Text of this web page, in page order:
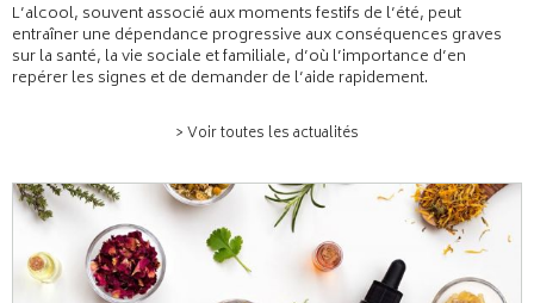
L’alcool, souvent associé aux moments festifs de l’été, peut
entraîner une dépendance progressive aux conséquences graves
sur la santé, la vie sociale et familiale, d’où l’importance d’en
repérer les signes et de demander de l’aide rapidement.
> Voir toutes les actualités